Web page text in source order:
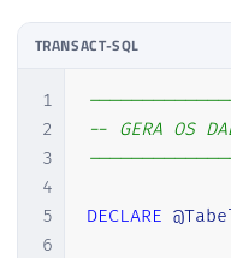
TRANSACT-SQL
1
2
3
4
5
6
-- GERA OS
DECLARE